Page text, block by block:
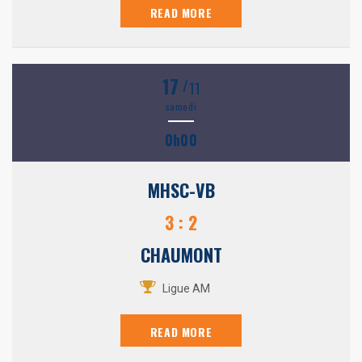
READ MORE
17 /11
samedi
0h00
MHSC-VB
3 : 2
CHAUMONT
Ligue AM
READ MORE